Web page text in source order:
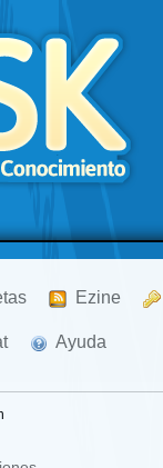
Ezine
Ayuda